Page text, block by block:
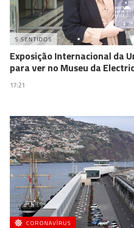
5 SENTIDOS
Exposição Internacional da
para ver no Museu da
17:21
CORONAVÍRUS